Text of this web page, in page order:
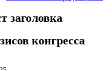
заголовка
конгресса